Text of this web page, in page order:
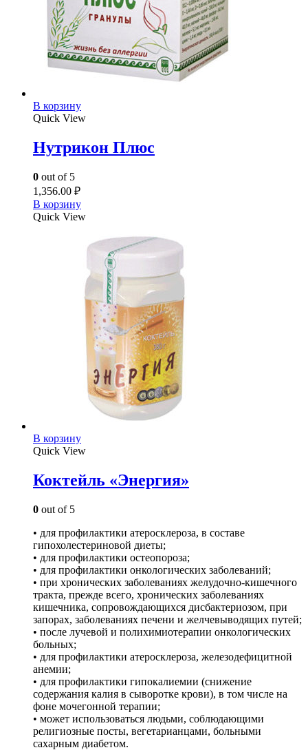
В корзину
Quick View
Нутрикон Плюс
0 out of 5
1,356.00 ₽
В корзину
Quick View
В корзину
Quick View
Коктейль «Энергия»
0 out of 5
• для профилактики атеросклероза, в составе
гипохолестериновой диеты;
• для профилактики остеопороза;
• для профилактики онкологических заболеваний;
• при хронических заболеваниях желудочно­-кишечного
тракта, прежде всего, хронических заболеваниях
кишечника, сопровождающихся дисбактериозом, при
запорах, заболеваниях печени и желчевыводящих путей;
• после лучевой и полихимиотерапии онкологических
больных;
• для профилактики атеросклероза, железодефицитной
анемии;
• для профилактики гипокалиемии (снижение
содержания калия в сыворотке крови), в том числе на
фоне мочегонной терапии;
• может использоваться людьми, соблюдающими
религиозные посты, вегетарианцами, больными
сахарным диабетом.